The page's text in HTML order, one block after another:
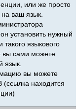
или же просто
ваш язык.
установить нужный
такого языкового
вы сами можете
язык.
вы можете
(ссылка находится